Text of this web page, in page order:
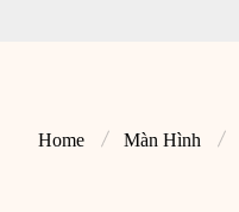
Home Màn Hình